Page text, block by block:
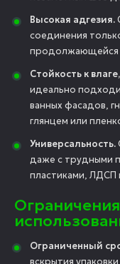
Высокая адгезия.
соединения
продолжающейся
Стойкость к
идеально
ванных фасадов,
глянцем или
Универсальность.
даже с трудными
пластиками, ЛДСП
Ограниченный
вскрытия